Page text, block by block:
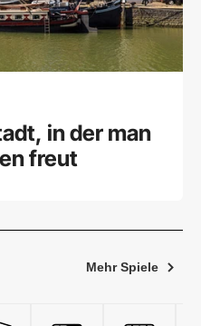
in der man
freut
Mehr Spiele